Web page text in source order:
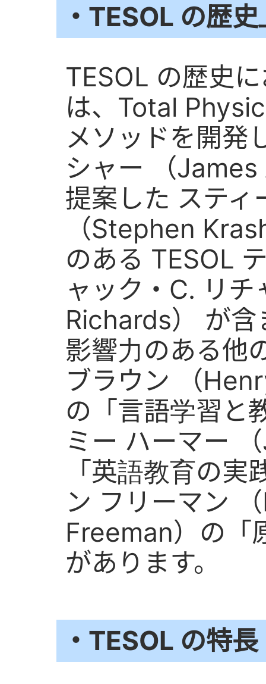
・TESOL の歴
TESOL の歴史
は、Total
メソッドを開発
シャー （
提案した スティ
（Stephen
のある TESOL
ャック・C. リ
Richards） が含
影響力のある他
ブラウン （
の「言語学習と
ミー ハーマー
「英語教育の
ン フリーマン
Freeman）の「
があります。
・TESOL の特長